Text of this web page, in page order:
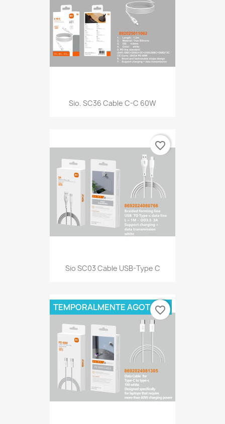
Sio. SC36 Cable C-C 60W
Sio SC03 Cable USB-Type C
favorite_border
TEMPORALMENTE AGOTADO
favorite_border